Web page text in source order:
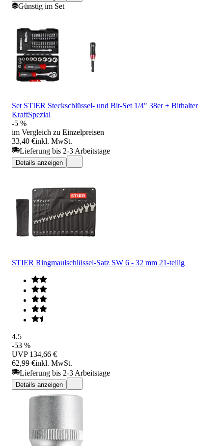
Günstig im Set
Set STIER Steckschlüssel- und Bit-Set 1/4" 38er + Bithalter
KraftSpezial
-5 %
im Vergleich zu Einzelpreisen
33,40 €inkl. MwSt.
Lieferung bis 2-3 Arbeitstage
Details anzeigen
STIER Ringmaulschlüssel-Satz SW 6 - 32 mm 21-teilig
4.5
-53 %
UVP 134,66 €
62,99 €inkl. MwSt.
Lieferung bis 2-3 Arbeitstage
Details anzeigen